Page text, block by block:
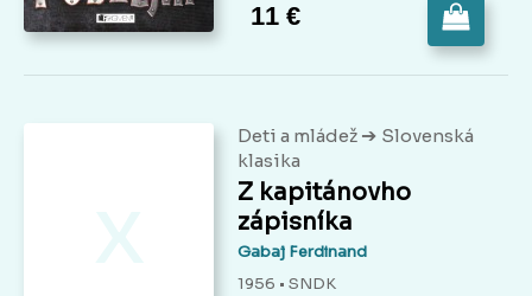
11 €
Deti a mládež ➔ Slovenská
klasika
Z kapitánovho
zápisníka
Gabaj Ferdinand
1956 • SNDK